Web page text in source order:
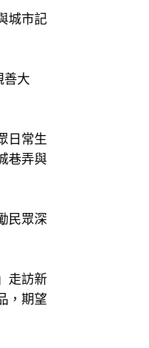
城市記
善大
日常生
巷弄與
民眾深
走訪新
，期望